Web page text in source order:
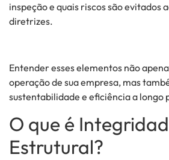
inspeção e quais riscos são evitados
diretrizes.
Entender esses elementos não
operação de sua empresa, mas
sustentabilidade e eficiência a longo
O que é
Estrutural?